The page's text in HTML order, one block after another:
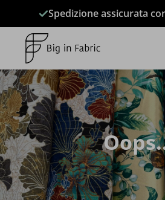
contenuti
Spedizione assicurata